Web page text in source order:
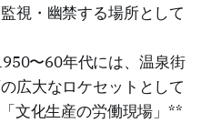
視・幽禁する場所として
〜60年代には、温泉街
広大なロケセットとして
文化生産の労働現場」**